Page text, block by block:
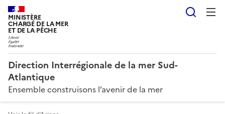
MINISTÈRE
CHARGÉ DE LA MER
ET DE LA PÊCHE
Direction Interrégionale de la mer Sud-
Atlantique
Ensemble construisons l’avenir de la mer